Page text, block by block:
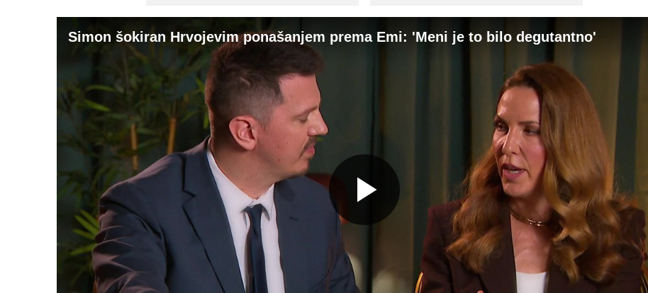
Simon šokiran Hrvojevim ponašanjem prema Emi: 'Meni je to bilo degutantno'
Gledaj